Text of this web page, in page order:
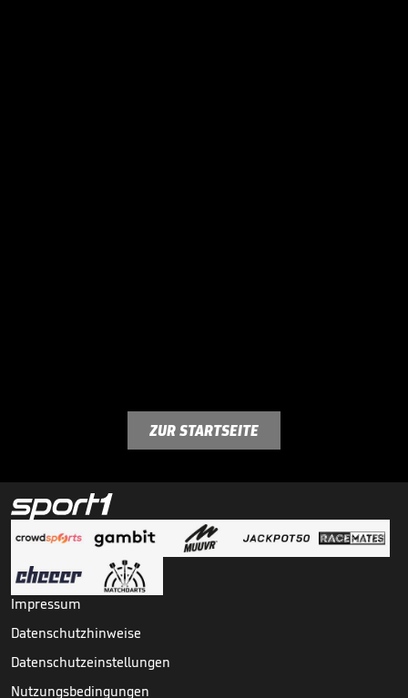
ZUR STARTSEITE
Impressum
Datenschutzhinweise
Datenschutzeinstellungen
Nutzungsbedingungen